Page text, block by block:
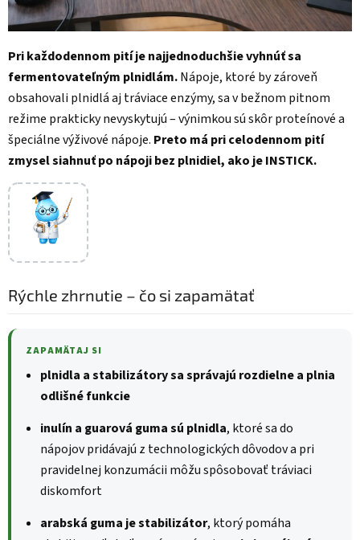
Pri každodennom pití je najjednoduchšie vyhnúť sa
fermentovateľným plnidlám.Nápoje, ktoré by zároveň
obsahovali plnidlá aj tráviace enzýmy, sa v bežnom pitnom
režime prakticky nevyskytujú – výnimkou sú skôr proteínové a
špeciálne výživové nápoje. Preto má pri celodennom pití
zmysel siahnuť po nápoji bez plnidiel, ako jeINSTICK.
Rýchle zhrnutie – čo si zapamätať
ZAPAMÄTAJ SI
plnidla a stabilizátory sa správajú rozdielne a plnia
odlišné funkcie
inulín a guarová guma sú plnidla, ktoré sa do
nápojov pridávajú z technologických dôvodov a pri
pravidelnej konzumácii môžu spôsobovať tráviaci
diskomfort
arabská guma je stabilizátor, ktorý pomáha